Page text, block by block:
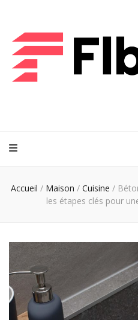
Accueil / Maison / Cuisine /
les étapes clés pour